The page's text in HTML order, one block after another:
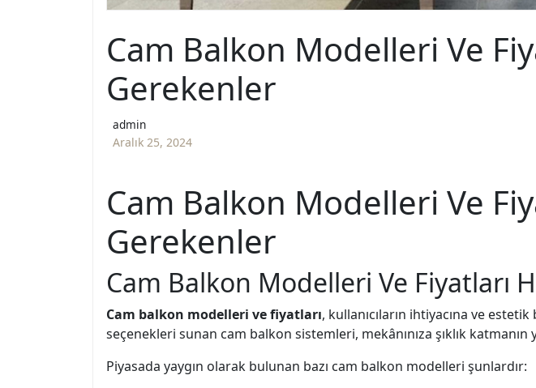
Cam Balkon Modelleri Ve
Gerekenler
admin
Aralık 25, 2024
Cam Balkon Modelleri Ve
Gerekenler
Cam Balkon Modelleri Ve Fiyatları
Cam balkon modelleri ve fiyatları, kullanıcıların ihtiyacına ve
seçenekleri sunan cam balkon sistemleri, mekânınıza şıklık katmanın
Piyasada yaygın olarak bulunan bazı cam balkon modelleri şunlardır: